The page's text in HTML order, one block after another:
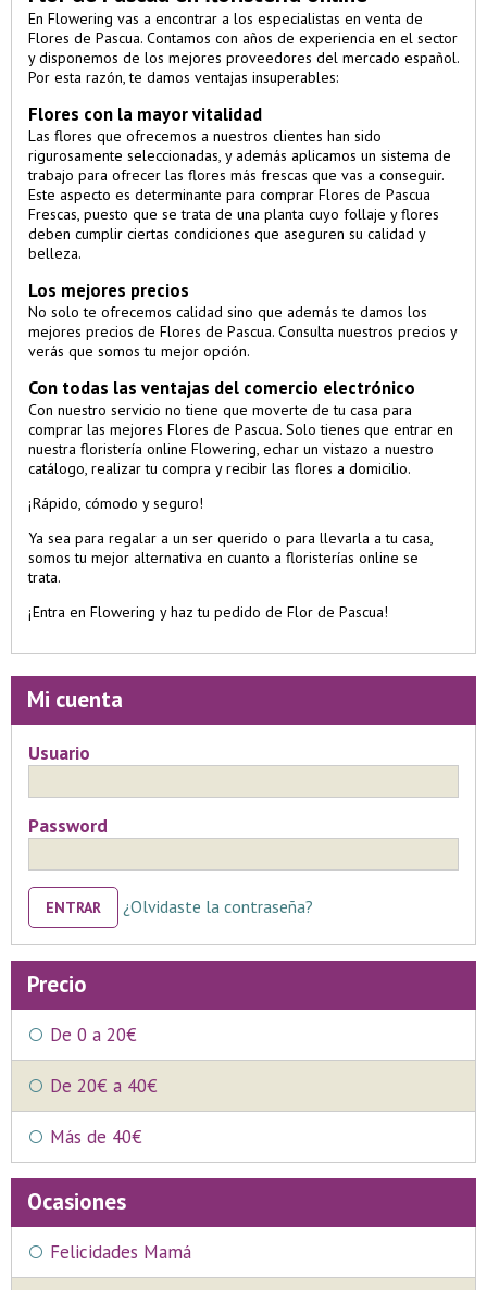
En Flowering vas a encontrar a los especialistas en venta de
Flores de Pascua. Contamos con años de experiencia en el sector
y disponemos de los mejores proveedores del mercado español.
Por esta razón, te damos ventajas insuperables:
Flores con la mayor vitalidad
Las flores que ofrecemos a nuestros clientes han sido
rigurosamente seleccionadas, y además aplicamos un sistema de
trabajo para ofrecer las flores más frescas que vas a conseguir.
Este aspecto es determinante para comprar Flores de Pascua
Frescas, puesto que se trata de una planta cuyo follaje y flores
deben cumplir ciertas condiciones que aseguren su calidad y
belleza.
Los mejores precios
No solo te ofrecemos calidad sino que además te damos los
mejores precios de Flores de Pascua. Consulta nuestros precios y
verás que somos tu mejor opción.
Con todas las ventajas del comercio electrónico
Con nuestro servicio no tiene que moverte de tu casa para
comprar las mejores Flores de Pascua. Solo tienes que entrar en
nuestra floristería online Flowering, echar un vistazo a nuestro
catálogo, realizar tu compra y recibir las flores a domicilio.
¡Rápido, cómodo y seguro!
Ya sea para regalar a un ser querido o para llevarla a tu casa,
somos tu mejor alternativa en cuanto a floristerías online se
trata.
¡Entra en Flowering y haz tu pedido de Flor de Pascua!
Mi cuenta
Usuario
Password
ENTRAR ¿Olvidaste la contraseña?
Precio
De 0 a 20€
De 20€ a 40€
Más de 40€
Ocasiones
Felicidades Mamá